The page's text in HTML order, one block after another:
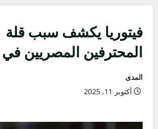
فيتوريا يكشف سبب قلة
المحترفين المصريين في
المدى
أكتوبر 11, 2025